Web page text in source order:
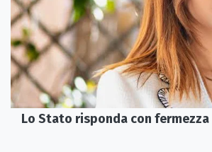
Lo Stato risponda con fermezza